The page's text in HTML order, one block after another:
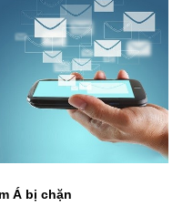
VBQPPL
Á bị chặn